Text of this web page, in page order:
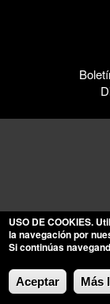
©
USO DE COOKIES.
la navegación por
Si continúas
Aceptar Más